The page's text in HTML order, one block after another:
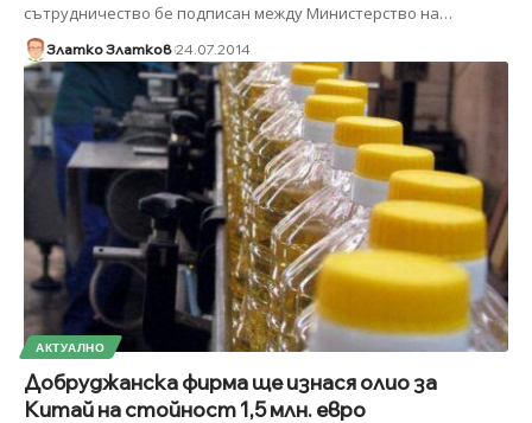
сътрудничество бе подписан между Министерство на…
Златко Златков 24.07.2014
АКТУАЛНО
Добруджанска фирма ще изнася олио за
Китай на стойност 1,5 млн. евро